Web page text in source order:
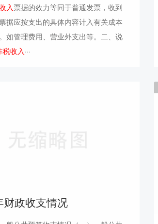
入票据的效力等同于普通发票，收到
票据应按支出的具体内容计入有关成本
如管理费用、营业外支出等。二、说
税收入···
财政收支情况